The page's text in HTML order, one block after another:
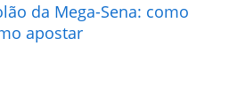
da Mega-Sena: como
apostar